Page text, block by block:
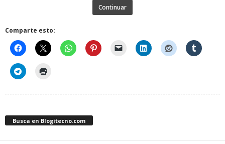
Continuar
Comparte esto:
Busca en Blogitecno.com